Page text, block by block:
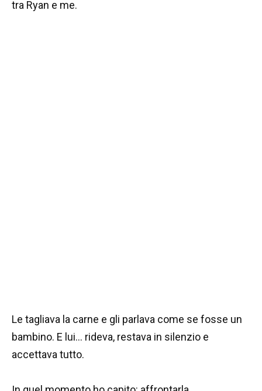
tra Ryan e me.
Le tagliava la carne e gli parlava come se fosse un
bambino. E lui… rideva, restava in silenzio e
accettava tutto.